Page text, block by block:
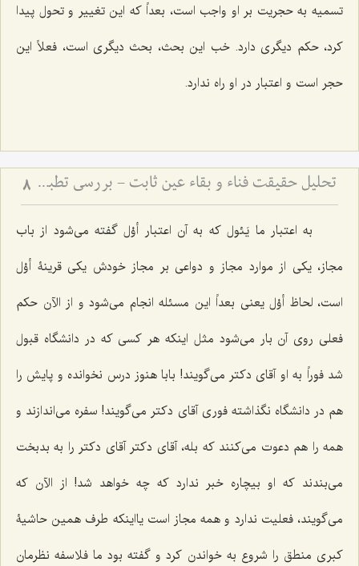
تسمیه به حجریت بر او واجب است، بعداً که این تغییر و تحول پیدا
کرد، حکم دیگرى دارد. خب این بحث، بحث دیگرى است، فعلاً این
حجر است و اعتبار در او راه ندارد.
تحلیل حقیقت فناء و بقاء عین ثابت - بررسی تطبیقی دیدگاه‌های عرفانی و فلسفی در سیر و سلوک 8
به اعتبار ما یَئولکه به آن اعتبار أوْل گفته مى‌شود از باب
مجاز، یکى از موارد مجاز و دواعى بر مجاز خودش یکى قرینۀ أوْل
است، لحاظ أوْل یعنى بعداً این مسئله انجام مى‌شود و از الآن حکم
فعلى روى آن بار مى‌شود مثل اینکه هر کسى که در دانشگاه قبول
شد فوراً به او آقاى دکتر مى‌گویند! بابا هنوز درس نخوانده و پایش را
هم در دانشگاه نگذاشته فورى آقاى دکتر مى‌گویند! سفره مى‌اندازند و
همه را هم دعوت مى‌کنند که بله، آقاى دکتر آقاى دکتر را به بدبخت
مى‌بندند که او بیچاره خبر ندارد که چه خواهد شد! از الآن که
مى‌گویند، فعلیت ندارد و همه مجاز است یااینکه طرف همین حاشیۀ
کبرى منطق را شروع به خواندن کرد و گفته بود ما فلاسفه نظرمان